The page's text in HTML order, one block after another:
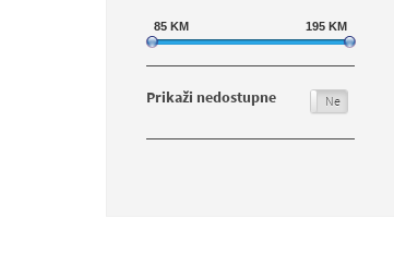
85 KM 195 KM
Prikaži nedostupne Ne